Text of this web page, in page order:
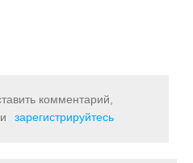
комментарий,
зарегистрируйтесь